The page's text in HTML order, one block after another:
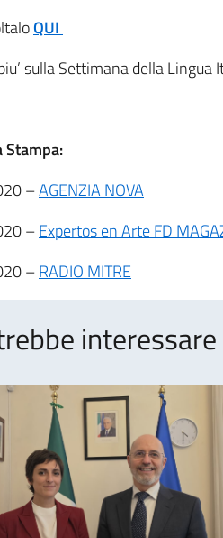
QUI
sulla Settimana della Lingua
Stampa:
–AGENZIA NOVA
–Expertos en Arte FD
–RADIO MITRE
interessare